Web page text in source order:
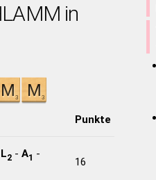
in
Punkte
L2- A1 -
16